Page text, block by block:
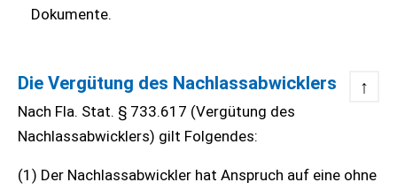
Dokumente.
Die Vergütung des Nachlassabwicklers ↑
Nach Fla. Stat. § 733.617 (Vergütung des
Nachlassabwicklers) gilt Folgendes:
(1) Der Nachlassabwickler hat Anspruch auf eine ohne